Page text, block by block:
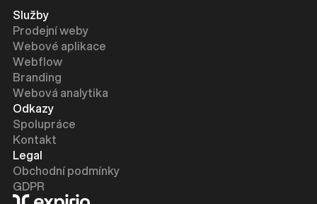
Služby
Prodejní weby
Webové aplikace
Webflow
Branding
Webová analytika
Odkazy
Spolupráce
Kontakt
Legal
Obchodní podmínky
GDPR